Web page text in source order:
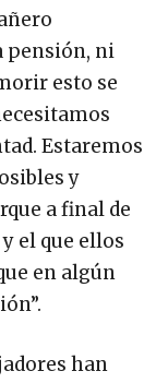
pensión, ni
esto se
Estaremos
y
a final de
el que ellos
en algún
han